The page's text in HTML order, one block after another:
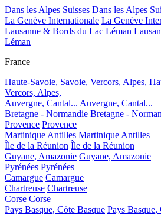
Dans les Alpes Suisses Dans les Alpes
La Genève Internationale La Genève
Lausanne & Bords du Lac Léman
Léman
France
Haute-Savoie, Savoie, Vercors, Alpes,
Vercors, Alpes,
Auvergne, Cantal... Auvergne, Cantal...
Bretagne - Normandie Bretagne -
Provence Provence
Martinique Antilles Martinique Antilles
Île de la Réunion Île de la Réunion
Guyane, Amazonie Guyane, Amazonie
Pyrénées Pyrénées
Camargue Camargue
Chartreuse Chartreuse
Corse Corse
Pays Basque, Côte Basque Pays Basque,